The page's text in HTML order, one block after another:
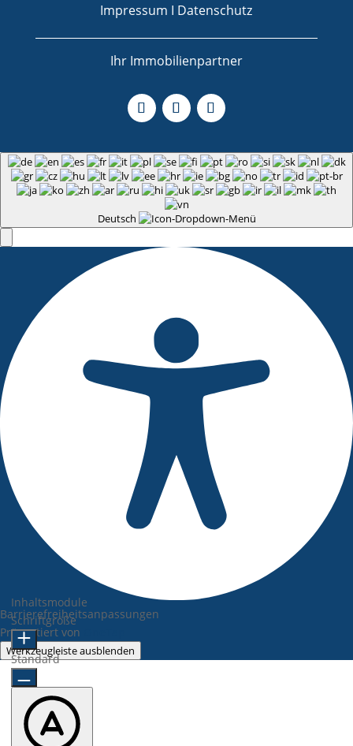
Impressum I Datenschutz
Ihr Immobilienpartner
Deutsch
Barrierefreiheitsanpassungen
Präsentiert von
Werkzeugleiste ausblenden
Inhaltsmodule
Schriftgröße
Standard